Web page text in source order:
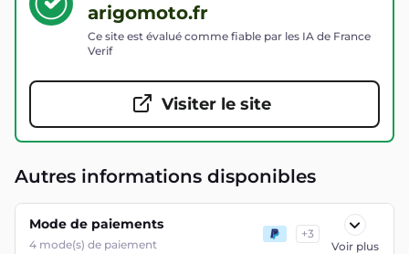
arigomoto.fr
Ce site est évalué comme fiable par les IA de France
Verif
Visiter le site
Autres informations disponibles
Mode de paiements
4 mode(s) de paiement
+3
Voir plus